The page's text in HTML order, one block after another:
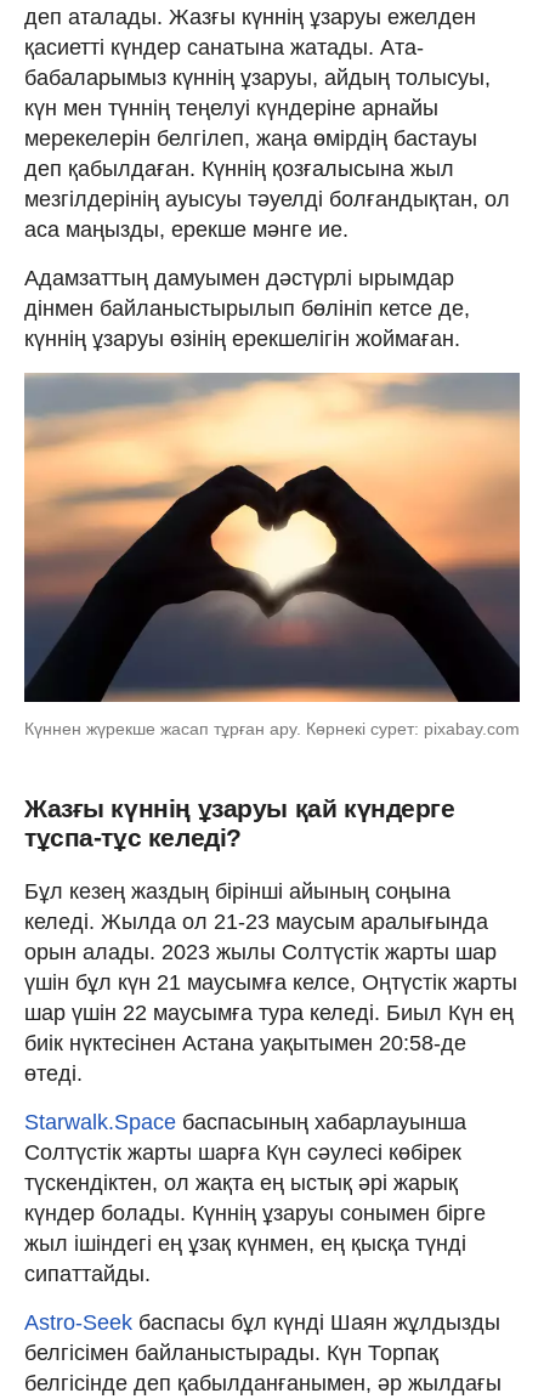
деп аталады. Жазғы күннің ұзаруы ежелден
қасиетті күндер санатына жатады. Ата-
бабаларымыз күннің ұзаруы, айдың толысуы,
күн мен түннің теңелуі күндеріне арнайы
мерекелерін белгілеп, жаңа өмірдің бастауы
деп қабылдаған. Күннің қозғалысына жыл
мезгілдерінің ауысуы тәуелді болғандықтан, ол
аса маңызды, ерекше мәнге ие.
Адамзаттың дамуымен дәстүрлі ырымдар
дінмен байланыстырылып бөлініп кетсе де,
күннің ұзаруы өзінің ерекшелігін жоймаған.
Күннен жүрекше жасап тұрған ару. Көрнекі сурет: pixabay.com
Жазғы күннің ұзаруы қай күндерге
тұспа-тұс келеді?
Бұл кезең жаздың бірінші айының соңына
келеді. Жылда ол 21-23 маусым аралығында
орын алады. 2023 жылы Солтүстік жарты шар
үшін бұл күн 21 маусымға келсе, Оңтүстік жарты
шар үшін 22 маусымға тура келеді. Биыл Күн ең
биік нүктесінен Астана уақытымен 20:58-де
өтеді.
Starwalk.Space баспасының хабарлауынша
Солтүстік жарты шарға Күн сәулесі көбірек
түскендіктен, ол жақта ең ыстық әрі жарық
күндер болады. Күннің ұзаруы сонымен бірге
жыл ішіндегі ең ұзақ күнмен, ең қысқа түнді
сипаттайды.
Astro-Seek баспасы бұл күнді Шаян жұлдызды
белгісімен байланыстырады. Күн Торпақ
белгісінде деп қабылданғанымен, әр жылдағы